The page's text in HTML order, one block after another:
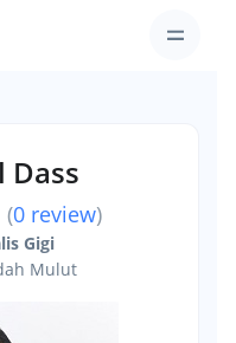
Dass
(0 review)
Gigi
Mulut